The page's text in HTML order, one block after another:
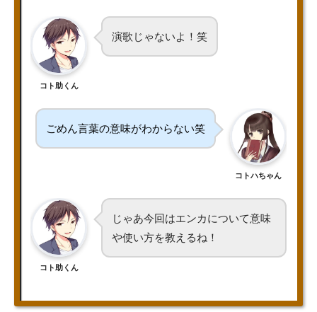
コト助くん
演歌じゃないよ！笑
ごめん言葉の意味がわからない笑
コトハちゃん
コト助くん
じゃあ今回はエンカについて意味
や使い方を教えるね！